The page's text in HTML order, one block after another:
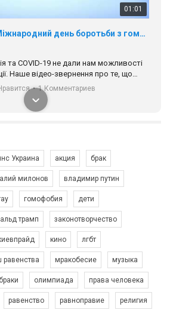
01:01
17 травня IDAHO. Міжнародний день боротьби з гомофобією трансфобією і біфобія.
та COVІD-19 не дали нам можливості
Наше відео-звернення про те, що
містах та не можемо зустрінеться, ми
хто поділяє цінності рівності та
до нас. Регіональні підрозділи
гучніше!
• 1 Комментариев
Зупинимо насильство проти ЛГБТ в Україні! Stop violence against LGBT in Ukraine!
промо-ролік на конкурс PACT, який
"Гей-альянс Україна" з протидії
Украина акция брак
милонов владимир путин
гомофобия дети
трамп законотворчество
кино лгбт
равенства мракобесие музыка
олимпиада права человека
равенство равноправие религия